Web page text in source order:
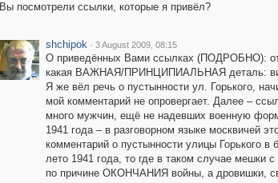
Вы посмотрели ссылки, которые я привёл?
shchipok · 3 August 2009, 08:15
О приведённых Вами ссылках (ПОДРОБНО):
какая ВАЖНАЯ/ПРИНЦИПИАЛЬНАЯ деталь:
Я же вёл речь о пустынности ул. Горького,
мой комментарий не опровергает. Далее –
много мужчин, ещё не надевших военную
1941 года – в разговорном языке москвичей
комментарий о пустынности улицы Горького
лето 1941 года, то где в таком случае
по причине ОКОНЧАНИЯ войны, а дровишки,